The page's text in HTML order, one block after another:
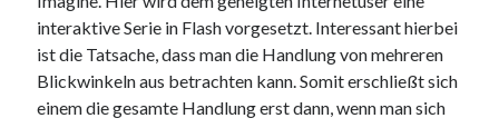
interaktive Serie in Flash vorgesetzt. Interessant hierbei
ist die Tatsache, dass man die Handlung von mehreren
Blickwinkeln aus betrachten kann. Somit erschließt sich
einem die gesamte Handlung erst dann, wenn man sich